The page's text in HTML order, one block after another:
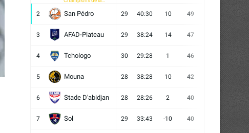
2 San Pédro 29 40:30 10 49
3 AFAD-Plateau 29 38:24 14 47
4 Tchologo 30 29:28 1 46
5 Mouna 28 38:28 10 42 6
6 Stade D'abidjan 28 28:26 2 40
7 Sol 29 33:43 -10 40